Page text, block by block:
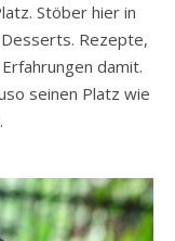
Stöber hier in
Rezepte,
damit.
seinen Platz wie